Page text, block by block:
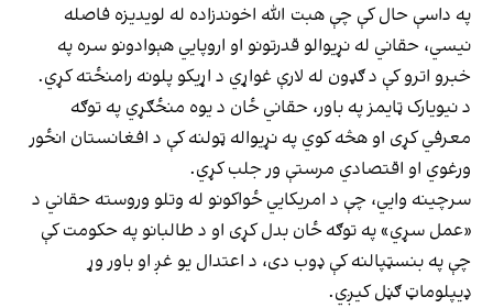
په داسې حال کې چې هبت الله اخوندزاده له لویدیزه فاصله
نیسي، حقاني له نړیوالو قدرتونو او اروپايي هېوادونو سره په
خبرو اترو کې د ګډون له لارې غواړي د اړیکو پلونه رامنځته کړي.
د نیویارک ټایمز په باور، حقاني ځان د یوه منځګړي په توګه
معرفي کړی او هڅه کوي په نړیواله ټولنه کې د افغانستان انځور
ورغوي او اقتصادي مرستې ور جلب کړي.
سرچینه وايي، چې د امریکايي ځواکونو له وتلو وروسته حقاني د
«عمل سړي» په توګه ځان بدل کړی او د طالبانو په حکومت کې
چې په بنسټپالنه کې ډوب دی، د اعتدال یو غږ او باور وړ
ډیپلوماټ ګڼل کیږي.